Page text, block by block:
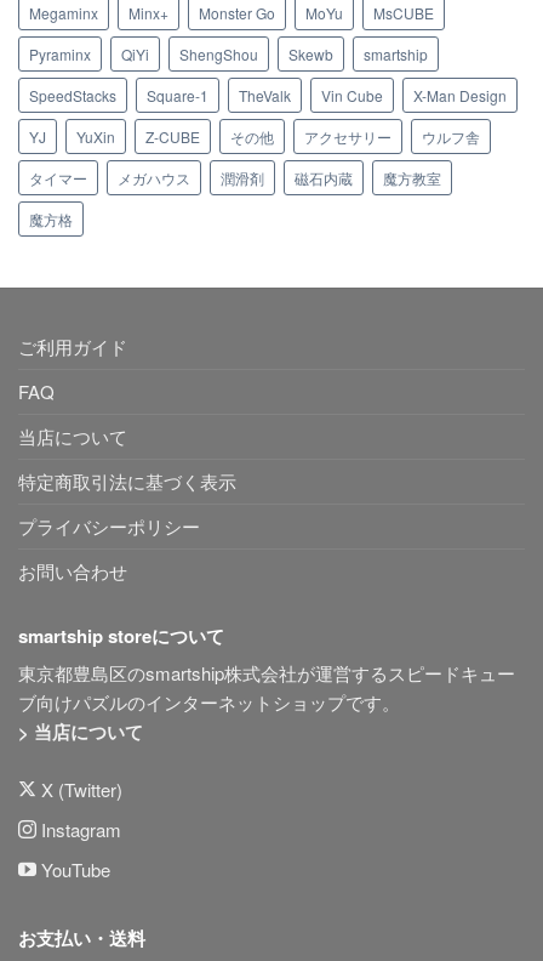
Megaminx
Minx+ Monster Go MoYu
MsCUBE
Pyraminx
QiYi ShengShou Skewb
smartship
SpeedStacks
Square-1 TheValk Vin Cube
X-Man Design
YJ
YuXin Z-CUBE その他 アクセサリー
ウルフ舎
タイマー
メガハウス 潤滑剤 磁石内蔵
魔方教室
魔方格
ご利用ガイド
FAQ
当店について
特定商取引法に基づく表示
プライバシーポリシー
お問い合わせ
smartship storeについて
東京都豊島区のsmartship株式会社が運営するスピードキュー
ブ向けパズルのインターネットショップです。
> 当店について
X (Twitter)
Instagram
YouTube
お支払い・送料